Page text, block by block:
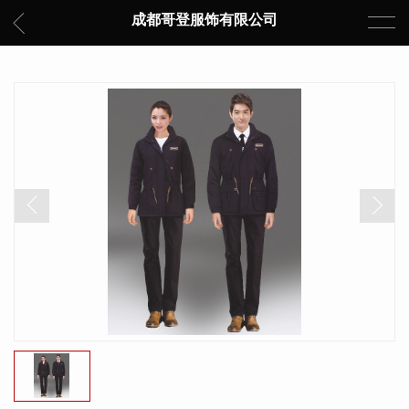
成都哥登服饰有限公司